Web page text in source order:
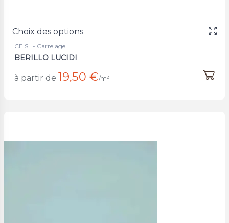
Choix des options
CE.SI. - Carrelage
BERILLO LUCIDI
à partir de 19,50 €/m²